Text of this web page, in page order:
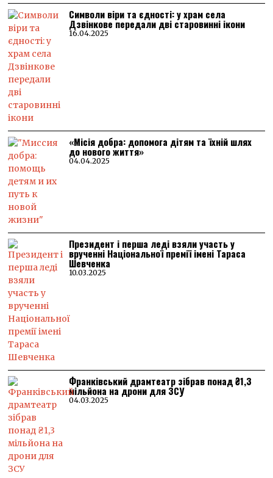
Символи віри та єдності: у храм села
Дзвінкове передали дві старовинні ікони
16.04.2025
«Місія добра: допомога дітям та їхній шлях
до нового життя»
04.04.2025
Президент і перша леді взяли участь у
врученні Національної премії імені Тараса
Шевченка
10.03.2025
Франківський драмтеатр зібрав понад ₴1,3
мільйона на дрони для ЗСУ
04.03.2025